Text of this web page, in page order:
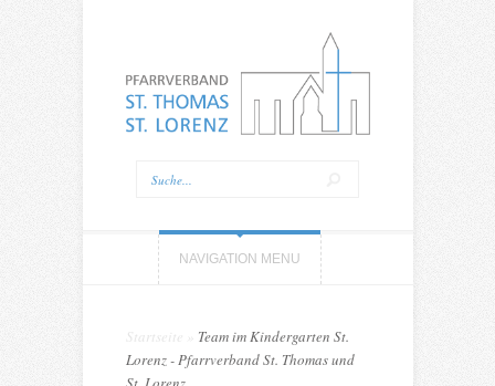
NAVIGATION MENU
Startseite
Team im Kindergarten St.
Lorenz - Pfarrverband St. Thomas und